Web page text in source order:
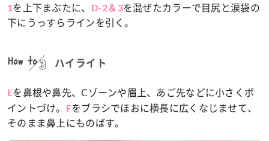
1を上下まぶたに、 D-2＆3を混ぜたカラーで目尻と涙袋の
下にうっすらラインを引く。
How to ハイライト
Eを鼻根や鼻先、Cゾーンや眉上、あご先などに小さくポ
イントづけ。
Fをブラシでほおに横長に広くなじませて、
そのまま鼻上にものばす。